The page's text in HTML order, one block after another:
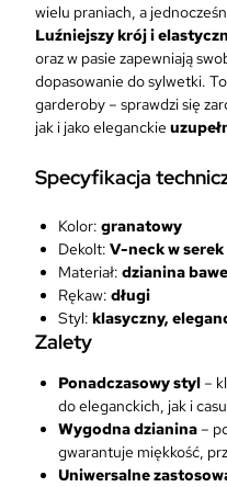
wielu praniach, a
Luźniejszy krój i
oraz w pasie zapewniają
dopasowanie do sylwetki.
garderoby – sprawdzi się
jak i jako eleganckie
Specyfikacja
Kolor:granatowy
Dekolt:V-neck w serek
Materiał:dzianina
Rękaw:długi
Styl:klasyczny,
Zalety
Ponadczasowy styl –
do eleganckich, jak i
Wygodna dzianina –
gwarantuje miękkość,
Uniwersalne